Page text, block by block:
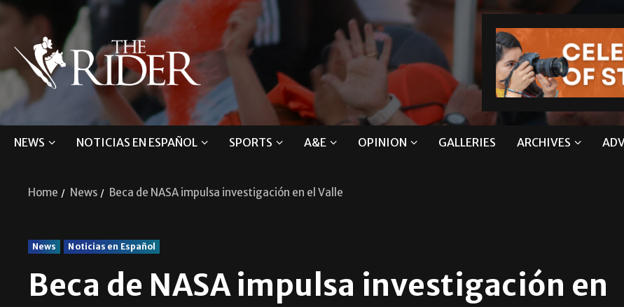
NEWS NOTICIAS EN ESPAÑOL SPORTS A&E OPINION GALLERIES ARCHIVES
Home News Beca de NASA impulsa investigación en el Valle
News Noticias en Español
Beca de NASA impulsa investigación en